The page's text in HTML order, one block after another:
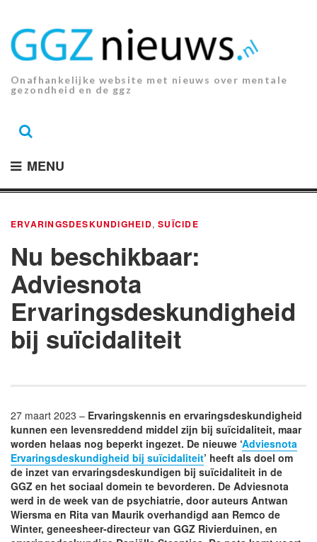
inhoud.
Onafhankelijke website met nieuws over mentale
gezondheid en de ggz
MENU
ERVARINGSDESKUNDIGHEID,SUÏCIDE
Nu beschikbaar:
Adviesnota
Ervaringsdeskundigheid
bij suïcidaliteit
27 maart 2023 – Ervaringskennis en ervaringsdeskundigheid
kunnen een levensreddend middel zijn bij suïcidaliteit, maar
worden helaas nog beperkt ingezet. De nieuwe ‘Adviesnota
Ervaringsdeskundigheid bij suïcidaliteit’ heeft als doel om
de inzet van ervaringsdeskundigen bij suïcidaliteit in de
GGZ en het sociaal domein te bevorderen. De Adviesnota
werd in de week van de psychiatrie, door auteurs Antwan
Wiersma en Rita van Maurik overhandigd aan Remco de
Winter, geneesheer-directeur van GGZ Rivierduinen, en